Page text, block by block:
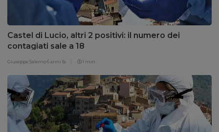
Castel di Lucio, altri 2 positivi: il numero dei
contagiati sale a 18
Giuseppe Salerno6 anni fa 1 min